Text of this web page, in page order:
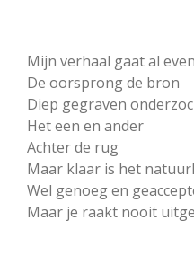
Mijn verhaal gaat al
De oorsprong de bron
Diep gegraven
Het een en ander
Achter de rug
Maar klaar is het
Wel genoeg en
Maar je raakt nooit